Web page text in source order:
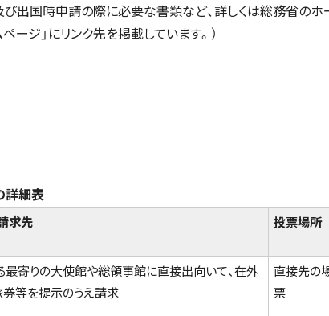
出国時申請の際に必要な書類など、詳しくは総務省の
ージ」にリンク先を掲載しています。）
詳細表
求先 投票場所
最寄りの大使館や総領事館に直接出向いて、在外
券等を提示のうえ請求
直接先の
票